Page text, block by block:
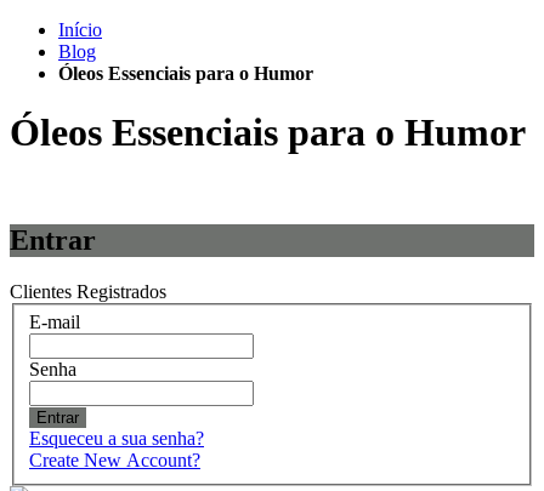
Início
Blog
Óleos Essenciais para o Humor
Óleos Essenciais para o Humor
Entrar
Clientes Registrados
E-mail
Senha
Entrar
Esqueceu a sua senha?
Create New Account?